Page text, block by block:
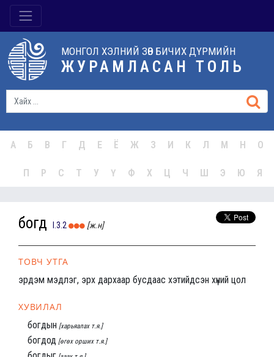
МОНГОЛ ХЭЛНИЙ ЗӨВ БИЧИХ ДҮРМИЙН
ЖУРАМЛАСАН ТОЛЬ
А Б В Г Д Е Ё Ж З И К Л М Н О
П Р С Т У Ү Ф Х Ц Ч Ш Э Ю Я
богд I.3.2 [ж.н]
ТОВЧ УТГА
эрдэм мэдлэг, эрх дархаар бусдаас хэтийдсэн хүний цол
ХУВИЛАЛ
богдын [харьяалах т.я.]
богдод [өгөх орших т.я.]